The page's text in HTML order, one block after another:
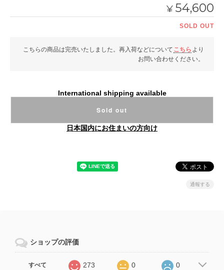
¥ 54,600
SOLD OUT
こちらの商品は完売いたしました。再入荷などについて こちら より
お問い合わせください。
International shipping available
Sold out
日本国内にお住まいの方向け
通報する
ショップの評価
すべて 273 0 0